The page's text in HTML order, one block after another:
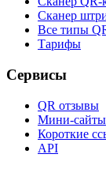
Сканер
Все типы
Тарифы
Сервисы
QR отзывы
Мини-сайты
Короткие
API